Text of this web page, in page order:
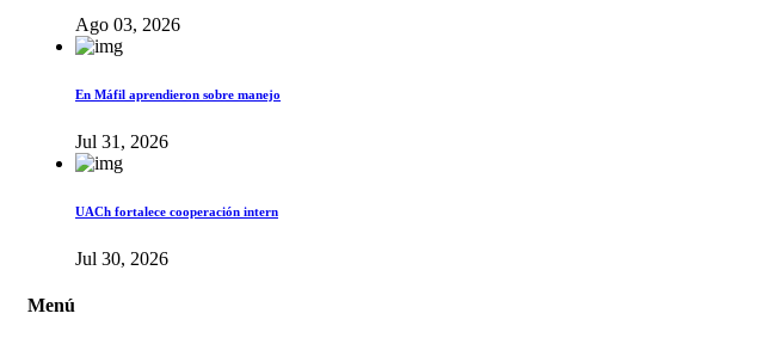
Ago 03, 2026
En Máfil aprendieron sobre manejo
Jul 31, 2026
UACh fortalece cooperación intern
Jul 30, 2026
Menú